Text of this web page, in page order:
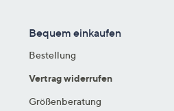
Bequem einkaufen
Bestellung
Vertrag widerrufen
Größenberatung